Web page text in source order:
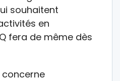
souhaitent
en
fera de même dès
concerne